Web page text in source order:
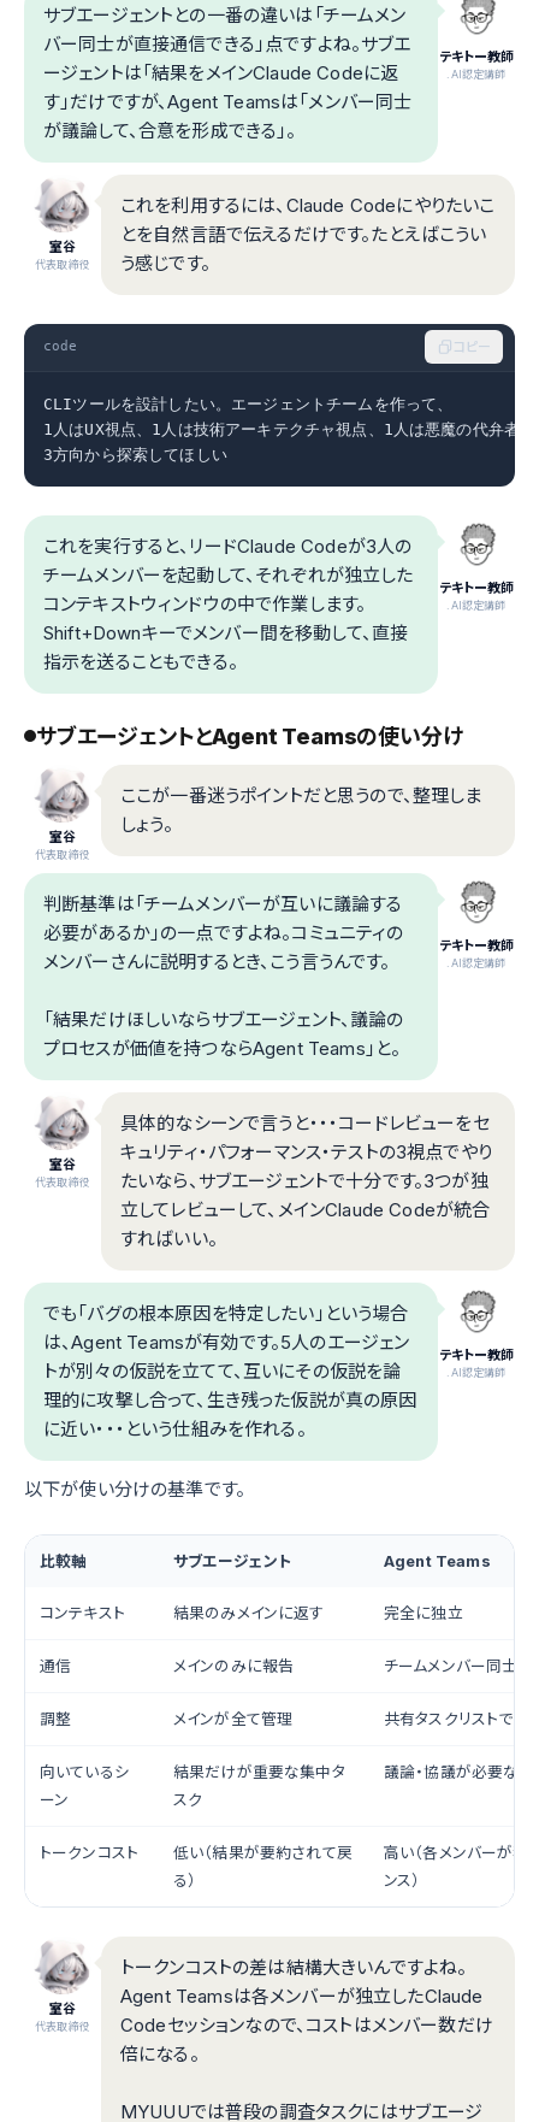
テキトー教師
.AI認定講師
サブエージェントとの一番の違いは「チームメン
バー同士が直接通信できる」点ですよね。サブエ
ージェントは「結果をメインClaude Codeに返
す」だけですが、Agent Teamsは「メンバー同士
が議論して、合意を形成できる」。
室谷
代表取締役
これを利用するには、Claude Codeにやりたいこ
とを自然言語で伝えるだけです。たとえばこうい
う感じです。
code コピー
CLIツールを設計したい。エージェントチームを作って、
1人はUX視点、1人は技術アーキテクチャ視点、1人は悪魔の代弁者で
3方向から探索してほしい
テキトー教師
.AI認定講師
これを実行すると、リードClaude Codeが3人の
チームメンバーを起動して、それぞれが独立した
コンテキストウィンドウの中で作業します。
Shift+Downキーでメンバー間を移動して、直接
指示を送ることもできる。
サブエージェントとAgent Teamsの使い分け
室谷
代表取締役
ここが一番迷うポイントだと思うので、整理しま
しょう。
テキトー教師
.AI認定講師
判断基準は「チームメンバーが互いに議論する
必要があるか」の一点ですよね。コミュニティの
メンバーさんに説明するとき、こう言うんです。
「結果だけほしいならサブエージェント、議論の
プロセスが価値を持つならAgent Teams」と。
室谷
代表取締役
具体的なシーンで言うと・・・コードレビューをセ
キュリティ・パフォーマンス・テストの3視点でやり
たいなら、サブエージェントで十分です。3つが独
立してレビューして、メインClaude Codeが統合
すればいい。
テキトー教師
.AI認定講師
でも「バグの根本原因を特定したい」という場合
は、Agent Teamsが有効です。5人のエージェン
トが別々の仮説を立てて、互いにその仮説を論
理的に攻撃し合って、生き残った仮説が真の原因
に近い・・・という仕組みを作れる。
以下が使い分けの基準です。
比較軸 サブエージェント Agent Teams
コンテキスト 結果のみメインに返す 完全に独立
通信 メインのみに報告 チームメンバー同士
調整 メインが全て管理 共有タスクリストで自
向いているシ
ーン
結果だけが重要な集中タ
スク
議論・協議が必要な
トークンコスト
低い（結果が要約されて戻
る）
高い（各メンバーが独
ンス）
室谷
代表取締役
トークンコストの差は結構大きいんですよね。
Agent Teamsは各メンバーが独立したClaude
Codeセッションなので、コストはメンバー数だけ
倍になる。
MYUUUでは普段の調査タスクにはサブエージ